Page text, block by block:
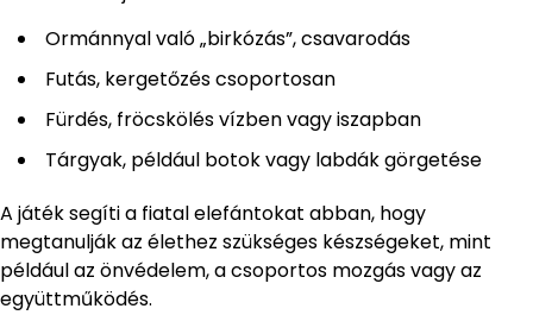
Ormánnyal való „birkózás”, csavarodás
Futás, kergetőzés csoportosan
Fürdés, fröcskölés vízben vagy iszapban
Tárgyak, például botok vagy labdák görgetése
A játék segíti a fiatal elefántokat abban, hogy
megtanulják az élethez szükséges készségeket, mint
például az önvédelem, a csoportos mozgás vagy az
együttműködés.